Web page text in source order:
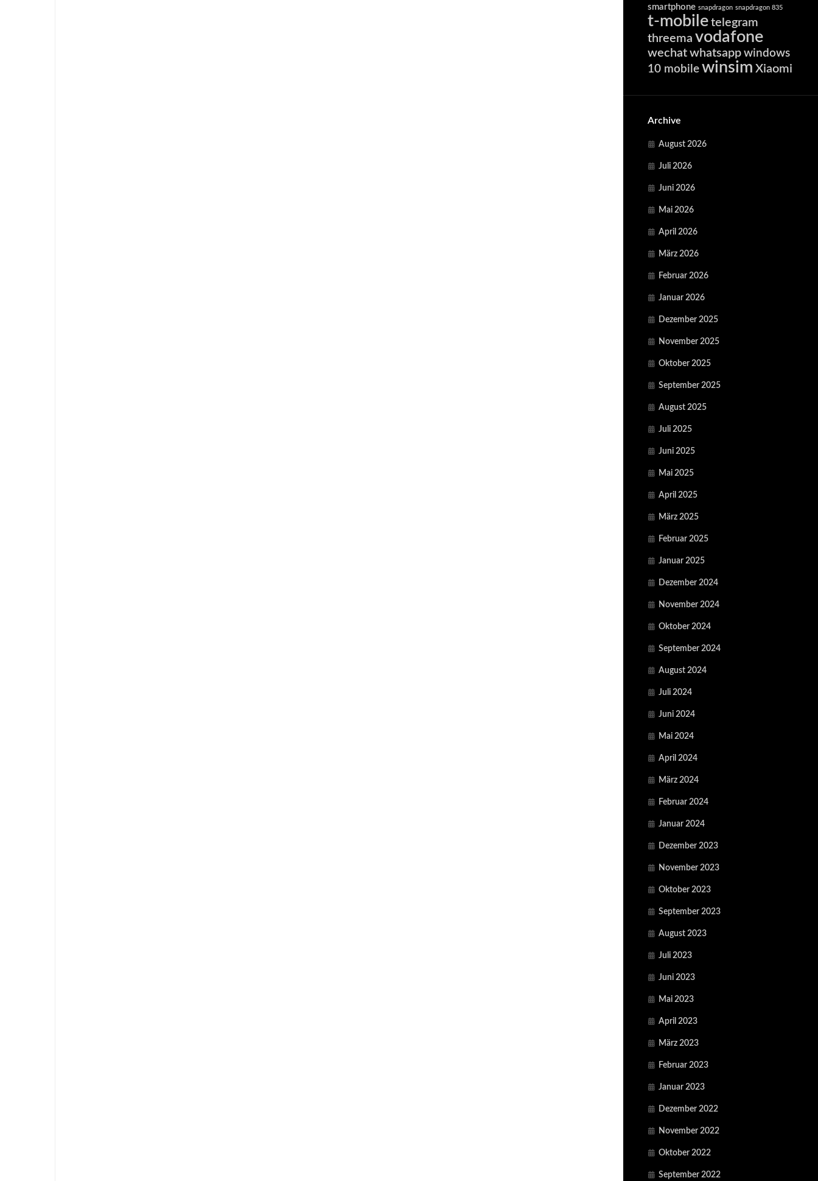
smartphone snapdragon snapdragon 835
t-mobile telegram
threema vodafone
wechat whatsapp windows
10 mobile winsim Xiaomi
Archive
August 2026
Juli 2026
Juni 2026
Mai 2026
April 2026
März 2026
Februar 2026
Januar 2026
Dezember 2025
November 2025
Oktober 2025
September 2025
August 2025
Juli 2025
Juni 2025
Mai 2025
April 2025
März 2025
Februar 2025
Januar 2025
Dezember 2024
November 2024
Oktober 2024
September 2024
August 2024
Juli 2024
Juni 2024
Mai 2024
April 2024
März 2024
Februar 2024
Januar 2024
Dezember 2023
November 2023
Oktober 2023
September 2023
August 2023
Juli 2023
Juni 2023
Mai 2023
April 2023
März 2023
Februar 2023
Januar 2023
Dezember 2022
November 2022
Oktober 2022
September 2022